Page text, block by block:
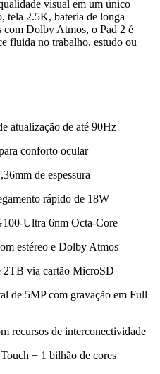
visual em um único
tela 2.5K, bateria de longa
com Dolby Atmos, o Pad 2 é
fluida no trabalho, estudo ou
atualização de até 90Hz
conforto ocular
de espessura
rápido de 18W
Ultra 6nm Octa-Core
estéreo e Dolby Atmos
2TB via cartão MicroSD
de 5MP com gravação em Full
recursos de interconectividade
+ 1 bilhão de cores